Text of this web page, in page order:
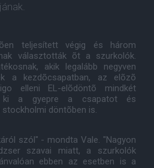
teljesített végig és három
választották õt a szurkolók.
akik legalább negyven
a kezdõcsapatban, az elõzõ
elleni EL-elõdöntõ mindkét
ki a gyepre a csapatot és
döntõben is.
szól" - mondta Vale. "Nagyon
szavai miatt, a szurkolók
ebben az esetben is a